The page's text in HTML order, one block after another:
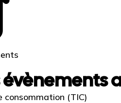
évènements
consommation (TIC)